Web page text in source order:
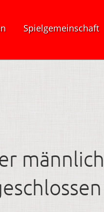
Spielgemeinschaft